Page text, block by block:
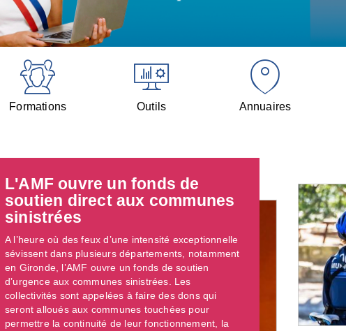
Formations Outils Annuaires
L'AMF ouvre un fonds de
soutien direct aux communes
sinistrées
A l’heure où des feux d’une intensité exceptionnelle
sévissent dans plusieurs départements, notamment
en Gironde, l’AMF ouvre un fonds de soutien
d’urgence aux communes sinistrées. Les
collectivités sont appelées à faire des dons qui
seront alloués aux communes touchées pour
permettre la continuité de leur fonctionnement, la